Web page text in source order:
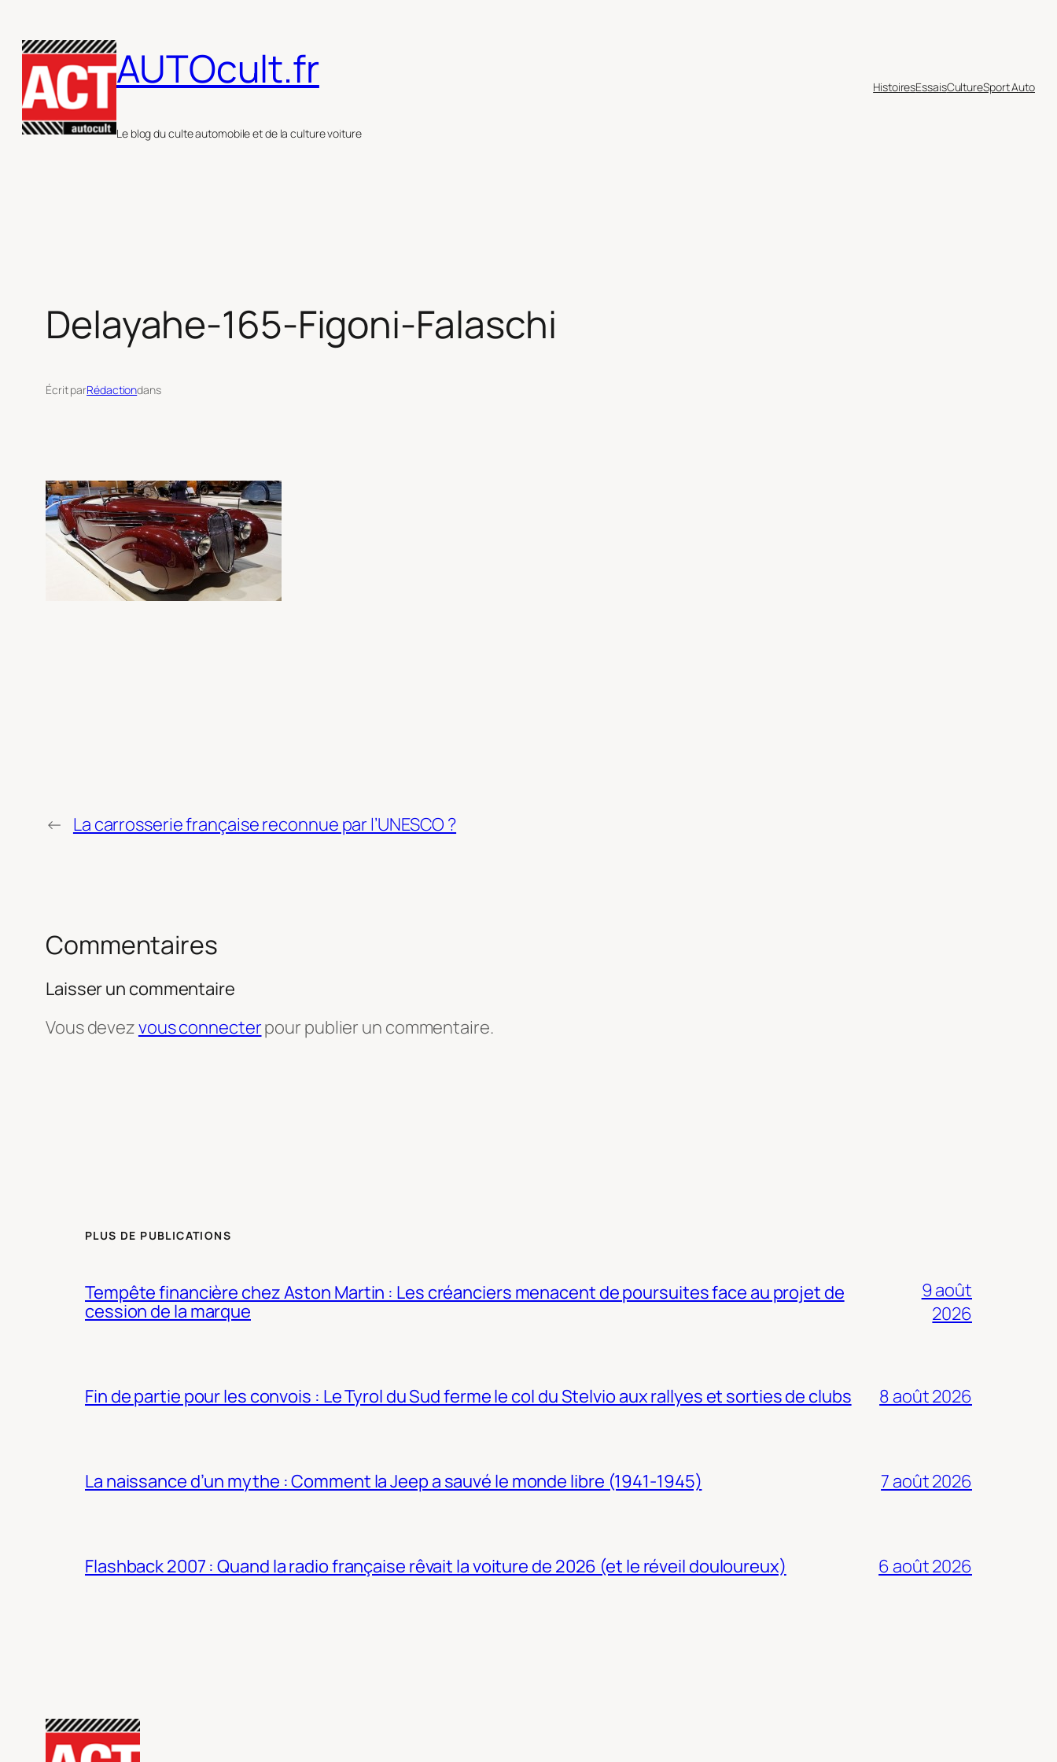
au
contenu
AUTOcult.fr
Le blog du culte automobile et de la culture voiture
HistoiresEssaisCultureSport Auto
Delayahe-165-Figoni-Falaschi
Écrit parRédactiondans
← La carrosserie française reconnue par l’UNESCO ?
Commentaires
Laisser un commentaire
Vous devezvous connecterpour publier un commentaire.
PLUS DE PUBLICATIONS
Tempête financière chez Aston Martin : Les créanciers menacent de poursuites face au projet de
cession de la marque
9 août
2026
Fin de partie pour les convois : Le Tyrol du Sud ferme le col du Stelvio aux rallyes et sorties de clubs 8 août 2026
La naissance d’un mythe : Comment la Jeep a sauvé le monde libre (1941-1945) 7 août 2026
Flashback 2007 : Quand la radio française rêvait la voiture de 2026 (et le réveil douloureux) 6 août 2026